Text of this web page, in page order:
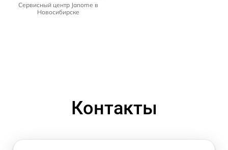
Сервисный центр Janome в
Новосибирске
Контакты